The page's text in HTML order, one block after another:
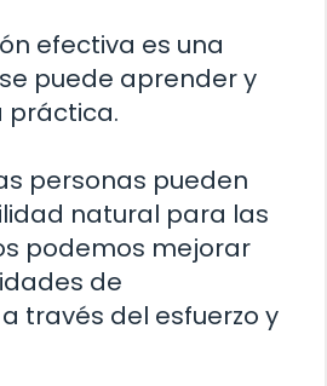
efectiva es una
puede aprender y
práctica.
personas pueden
natural para las
podemos mejorar
de
través del esfuerzo y